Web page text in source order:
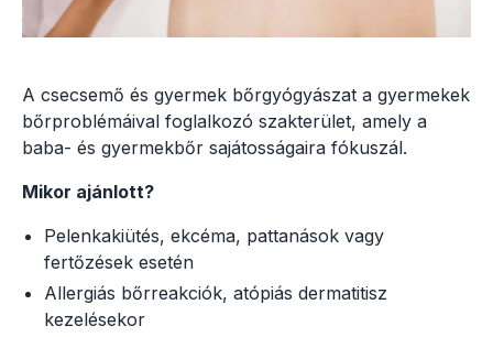
A csecsemő és gyermek bőrgyógyászat a gyermekek
bőrproblémáival foglalkozó szakterület, amely a
baba- és gyermekbőr sajátosságaira fókuszál.
Mikor ajánlott?
Pelenkakiütés, ekcéma, pattanások vagy
fertőzések esetén
Allergiás bőrreakciók, atópiás dermatitisz
kezelésekor